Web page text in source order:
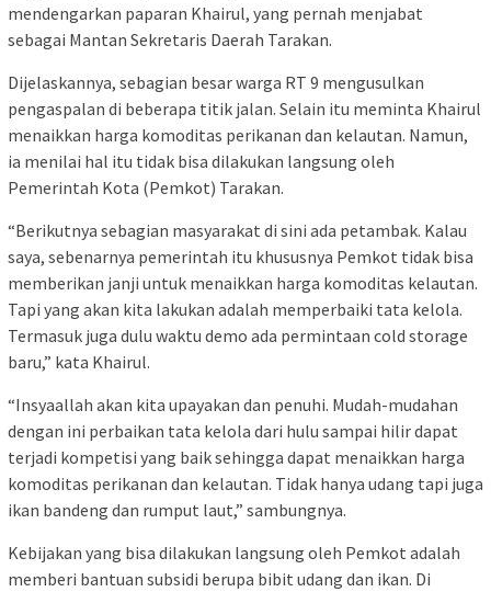
mendengarkan paparan Khairul, yang pernah menjabat
sebagai Mantan Sekretaris Daerah Tarakan.
Dijelaskannya, sebagian besar warga RT 9 mengusulkan
pengaspalan di beberapa titik jalan. Selain itu meminta Khairul
menaikkan harga komoditas perikanan dan kelautan. Namun,
ia menilai hal itu tidak bisa dilakukan langsung oleh
Pemerintah Kota (Pemkot) Tarakan.
“Berikutnya sebagian masyarakat di sini ada petambak. Kalau
saya, sebenarnya pemerintah itu khususnya Pemkot tidak bisa
memberikan janji untuk menaikkan harga komoditas kelautan.
Tapi yang akan kita lakukan adalah memperbaiki tata kelola.
Termasuk juga dulu waktu demo ada permintaan cold storage
baru,” kata Khairul.
“Insyaallah akan kita upayakan dan penuhi. Mudah-mudahan
dengan ini perbaikan tata kelola dari hulu sampai hilir dapat
terjadi kompetisi yang baik sehingga dapat menaikkan harga
komoditas perikanan dan kelautan. Tidak hanya udang tapi juga
ikan bandeng dan rumput laut,” sambungnya.
Kebijakan yang bisa dilakukan langsung oleh Pemkot adalah
memberi bantuan subsidi berupa bibit udang dan ikan. Di